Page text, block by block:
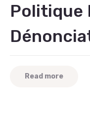
Politique
Read more